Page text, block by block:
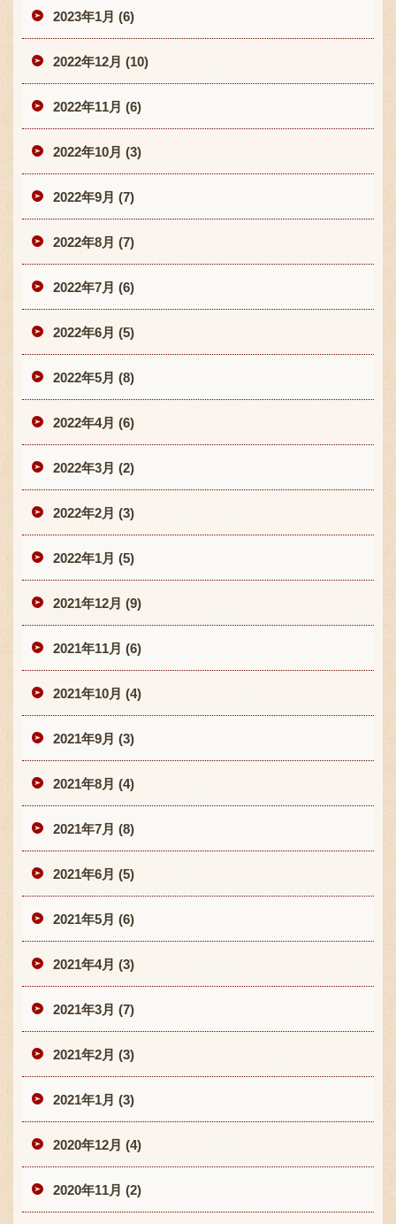
2023年1月 (6)
2022年12月 (10)
2022年11月 (6)
2022年10月 (3)
2022年9月 (7)
2022年8月 (7)
2022年7月 (6)
2022年6月 (5)
2022年5月 (8)
2022年4月 (6)
2022年3月 (2)
2022年2月 (3)
2022年1月 (5)
2021年12月 (9)
2021年11月 (6)
2021年10月 (4)
2021年9月 (3)
2021年8月 (4)
2021年7月 (8)
2021年6月 (5)
2021年5月 (6)
2021年4月 (3)
2021年3月 (7)
2021年2月 (3)
2021年1月 (3)
2020年12月 (4)
2020年11月 (2)